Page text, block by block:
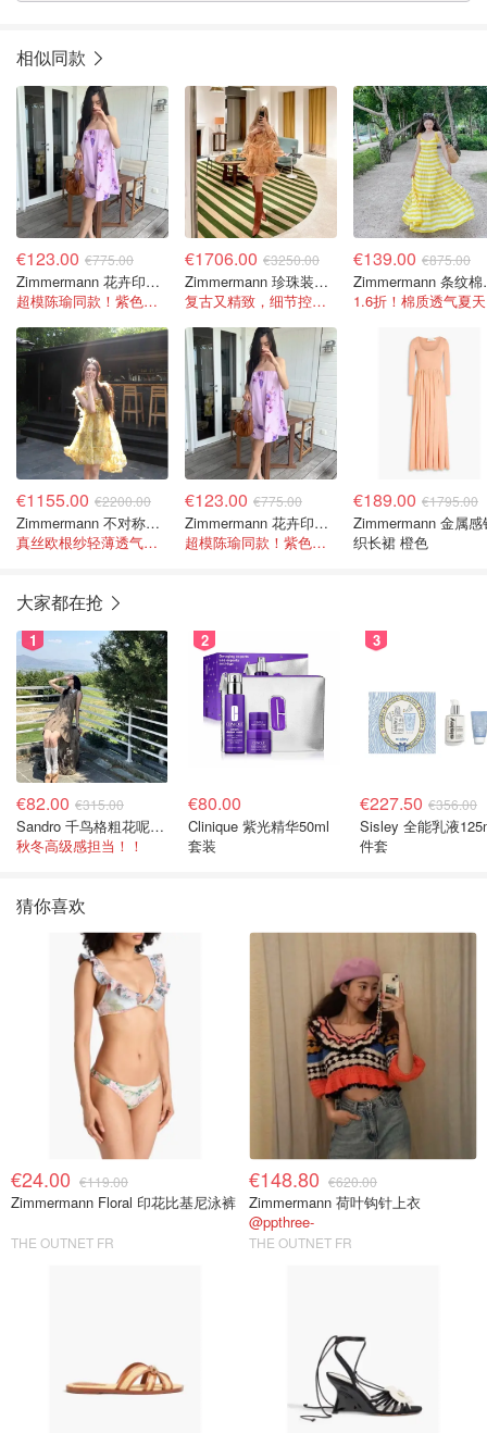
相似同款
€123.00 €775.00
Zimmermann 花卉印花棉质连衣裙 紫色
超模陈瑜同款！紫色花卉浪漫到犯规！！
€1706.00 €3250.00
Zimmermann 珍珠装饰印花真丝连衣裙
复古又精致，细节控看到会走不动道的那种
€139.00 €875.00
€1155.00 €2200.00
Zimmermann 不对称花卉拼贴真丝欧根纱连衣裙
真丝欧根纱轻薄透气质感超高级
€123.00 €775.00
Zimmermann 花卉印花棉质连衣裙 紫色
超模陈瑜同款！紫色花卉浪漫到犯规！！
€189.00 €1795.00
Zimmermann 金属感
织长裙 橙色
大家都在抢
1
€82.00 €315.00
Sandro 千鸟格粗花呢连衣裙
秋冬高级感担当！！
2
€80.00
Clinique 紫光精华50ml
套装
3
€227.50 €356.00
Sisley 全能乳液
件套
猜你喜欢
€24.00 €119.00
Zimmermann Floral 印花比基尼泳裤
THE OUTNET FR
€148.80 €620.00
Zimmermann 荷叶钩针上衣
@ppthree-
THE OUTNET FR